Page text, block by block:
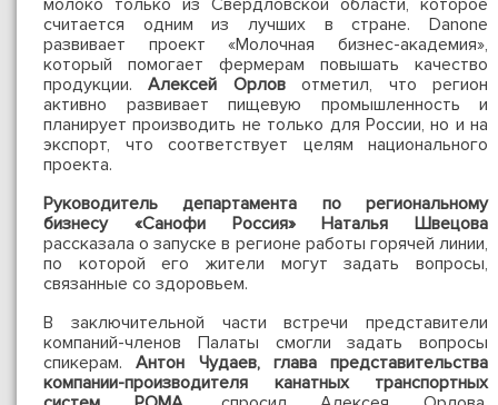
молоко только из Свердловской области, которое
считается одним из лучших в стране. Danone
развивает проект «Молочная бизнес-академия»,
который помогает фермерам повышать качество
продукции.Алексей Орловотметил, что регион
активно развивает пищевую промышленность и
планирует производить не только для России, но и на
экспорт, что соответствует целям национального
проекта.
Руководитель департамента по региональному
бизнесу «Санофи Россия» Наталья Швецова
рассказала о запуске в регионе работы горячей линии,
по которой его жители могут задать вопросы,
связанные со здоровьем.
В заключительной части встречи представители
компаний-членов Палаты смогли задать вопросы
спикерам.Антон Чудаев, глава представительства
компании-производителя канатных транспортных